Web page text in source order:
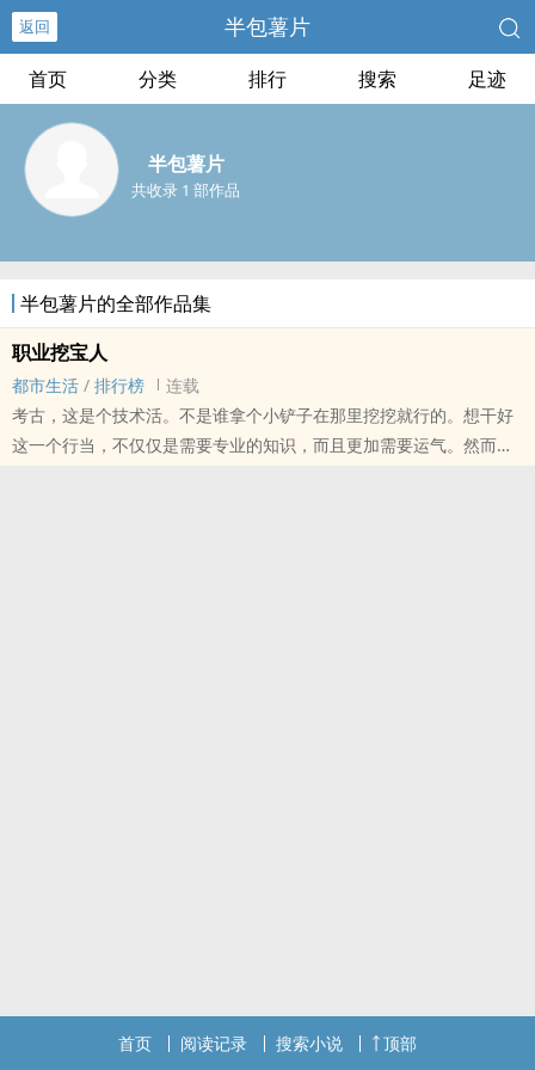
返回 半包薯片
首页 分类 排行 搜索 足迹
半包薯片
共收录 1 部作品
半包薯片的全部作品集
职业挖宝人
都市生活 / 排行榜
连载
考古，这是个技术活。不是谁拿个小铲子在那里挖挖就行的。想干好
这一个行当，不仅仅是需要专业的知识，而且更加需要运气。然而，
首页 阅读记录 搜索小说 顶部